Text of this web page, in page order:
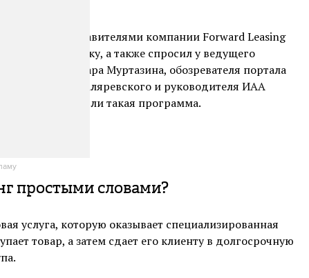
с представителями компании Forward Leasing
на технику, а также спросил у ведущего
Group Эльдара Муртазина, обозревателя портала
Александра Маляревского и руководителя ИАА
выгодна ли такая программа.
простыми словами?
услуга, которую оказывает специализированная
товар, а затем сдает его клиенту в долгосрочную